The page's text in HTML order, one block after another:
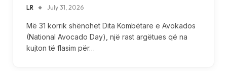
LR July 31, 2026
Më 31 korrik shënohet Dita Kombëtare e Avokados
(National Avocado Day), një rast argëtues që na
kujton të flasim për…